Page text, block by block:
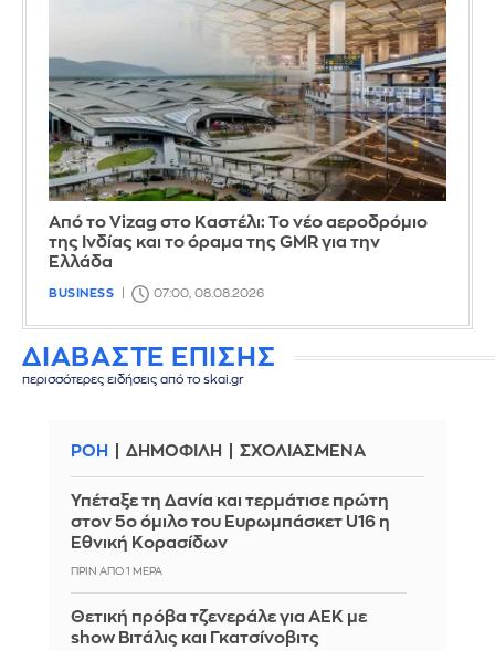
Από το Vizag στο Καστέλι: Το νέο αεροδρόμιο
της Ινδίας και το όραμα της GMR για την
Ελλάδα
BUSINESS 07:00, 08.08.2026
ΔΙΑΒΑΣΤΕ ΕΠΙΣΗΣ
περισσότερες ειδήσεις από το skai.gr
ΡΟΗ ΔΗΜΟΦΙΛΗ ΣΧΟΛΙΑΣΜΕΝΑ
Υπέταξε τη Δανία και τερμάτισε πρώτη
στον 5ο όμιλο του Ευρωμπάσκετ U16 η
Εθνική Κορασίδων
ΠΡΙΝ ΑΠΌ 1 ΜΈΡΑ
Θετική πρόβα τζενεράλε για ΑΕΚ με
show Βιτάλις και Γκατσίνοβιτς